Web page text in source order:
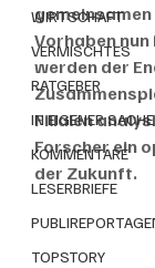
WIRTSCHAFT
VERMISCHTES
RATGEBER
IN EIGENER SACHE
KOMMENTARE
LESERBRIEFE
TOPSTORY
Vorhaben
werden der
Filialen
Forscher ein
der Zukunft.